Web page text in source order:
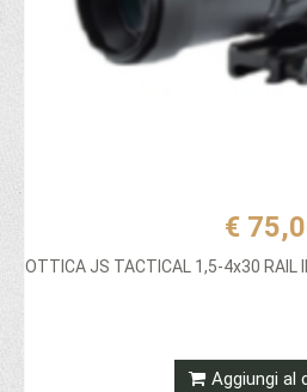
€
OTTICA JS TACTICAL 1,5-4x30 RAIL
Aggiungi al